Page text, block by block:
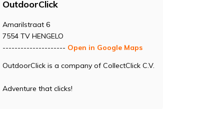
OutdoorClick
Amarilstraat 6
7554 TV HENGELO
--------------------- Open in Google Maps
OutdoorClick is a company of CollectClick C.V.
Adventure that clicks!